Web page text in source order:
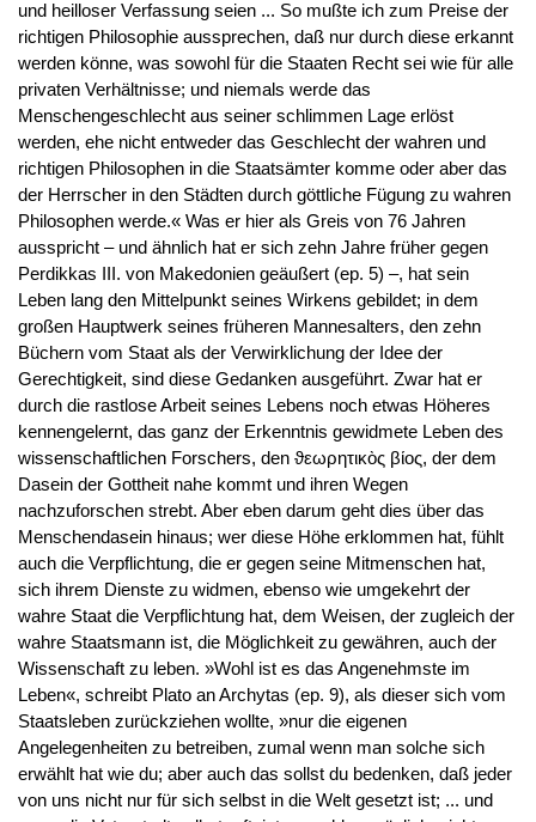
und heilloser Verfassung seien ... So mußte ich zum Preise der
richtigen Philosophie aussprechen, daß nur durch diese erkannt
werden könne, was sowohl für die Staaten Recht sei wie für alle
privaten Verhältnisse; und niemals werde das
Menschengeschlecht aus seiner schlimmen Lage erlöst
werden, ehe nicht entweder das Geschlecht der wahren und
richtigen Philosophen in die Staatsämter komme oder aber das
der Herrscher in den Städten durch göttliche Fügung zu wahren
Philosophen werde.« Was er hier als Greis von 76 Jahren
ausspricht – und ähnlich hat er sich zehn Jahre früher gegen
Perdikkas III. von Makedonien geäußert (ep. 5) –, hat sein
Leben lang den Mittelpunkt seines Wirkens gebildet; in dem
großen Hauptwerk seines früheren Mannesalters, den zehn
Büchern vom Staat als der Verwirklichung der Idee der
Gerechtigkeit, sind diese Gedanken ausgeführt. Zwar hat er
durch die rastlose Arbeit seines Lebens noch etwas Höheres
kennengelernt, das ganz der Erkenntnis gewidmete Leben des
wissenschaftlichen Forschers, den ϑεωρητικὸς βίος, der dem
Dasein der Gottheit nahe kommt und ihren Wegen
nachzuforschen strebt. Aber eben darum geht dies über das
Menschendasein hinaus; wer diese Höhe erklommen hat, fühlt
auch die Verpflichtung, die er gegen seine Mitmenschen hat,
sich ihrem Dienste zu widmen, ebenso wie umgekehrt der
wahre Staat die Verpflichtung hat, dem Weisen, der zugleich der
wahre Staatsmann ist, die Möglichkeit zu gewähren, auch der
Wissenschaft zu leben. »Wohl ist es das Angenehmste im
Leben«, schreibt Plato an Archytas (ep. 9), als dieser sich vom
Staatsleben zurückziehen wollte, »nur die eigenen
Angelegenheiten zu betreiben, zumal wenn man solche sich
erwählt hat wie du; aber auch das sollst du bedenken, daß jeder
von uns nicht nur für sich selbst in die Welt gesetzt ist; ... und